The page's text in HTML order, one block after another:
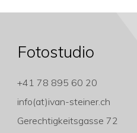
Fotostudio
+41 78 895 60 20
info(at)ivan-steiner.ch
Gerechtigkeitsgasse 72